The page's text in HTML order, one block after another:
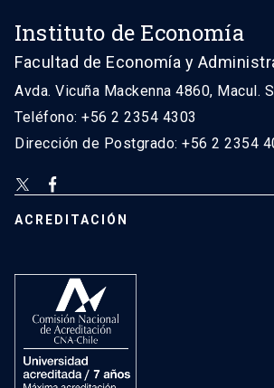
Instituto de Economía
Facultad de Economía y
Avda. Vicuña Mackenna 4860, Macul.
Teléfono: +56 2 2354 4303
Dirección de Postgrado: +56 2 2354
ACREDITACIÓN